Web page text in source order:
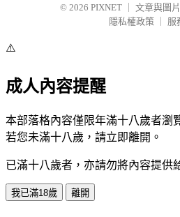
© 2026 PIXNET
文章與圖
隱私權政策
服
⚠️
成人內容提醒
本部落格內容僅限年滿十八歲者瀏
若您未滿十八歲，請立即離開。
已滿十八歲者，亦請勿將內容提供
我已滿18歲 離開